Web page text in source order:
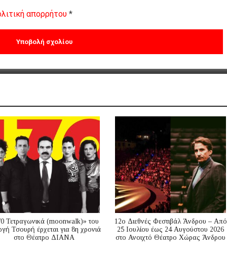
απορρήτου *
Τετραγωνικά (moonwalk)» του
Τσουρή έρχεται για 8η χρονιά
στο Θέατρο ΔΙΑΝΑ
12ο Διεθνές Φεστιβάλ Άνδρου – Από
25 Ιουλίου έως 24 Αυγούστου 2026
στο Ανοιχτό Θέατρο Χώρας Άνδρου